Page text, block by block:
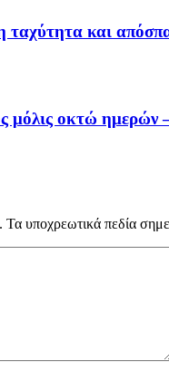
ταχύτητα και
μόλις οκτώ
Τα υποχρεωτικά πεδία